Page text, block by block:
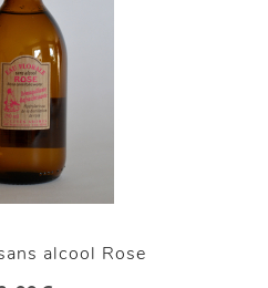
alcool Rose